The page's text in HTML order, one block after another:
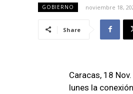
GOBIERNO noviembre 18,
Share
Caracas, 18
lunes la